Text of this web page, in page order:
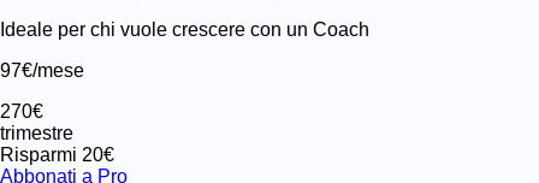
Ideale per chi vuole crescere con un Coach
97€/mese
270€
trimestre
Risparmi 20€
Abbonati a Pro